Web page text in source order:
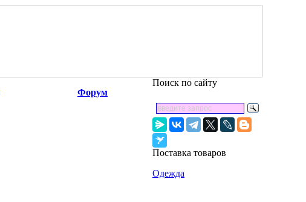
Форум
Поиск по сайту
Поставка товаров
Одежда